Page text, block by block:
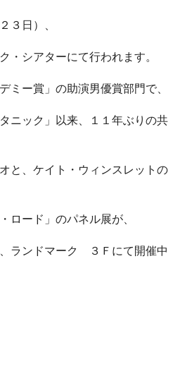
３日）、
・シアターにて行われます。
ミー賞」の助演男優賞部門で、
ニック」以来、１１年ぶりの共
と、ケイト・ウィンスレットの
ロード」のパネル展が、
ランドマーク ３Ｆにて開催中